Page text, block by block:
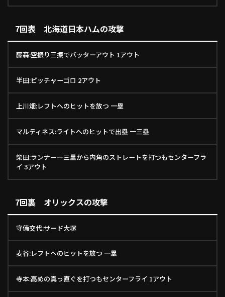
7回表 北海道日本ハムの攻撃
藤森:空振り三振でバッターアウト 1アウト
半田:ピッチャーゴロ 2アウト
上川畑:レフトへのヒットを放つ 一塁
マルティネス:ライトへのヒットで出塁 一三塁
柴田:ランナー一三塁から内角のストレートを打つもセンターフラ
イ 3アウト
7回裏 オリックスの攻撃
守備交代:サード大塚
麦谷:レフトへのヒットを放つ 一塁
寺本:高めの真っ直ぐを打つもセンターフライ 1アウト